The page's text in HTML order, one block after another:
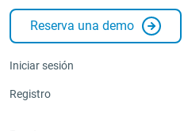
Reserva una demo
Iniciar sesión
Registro